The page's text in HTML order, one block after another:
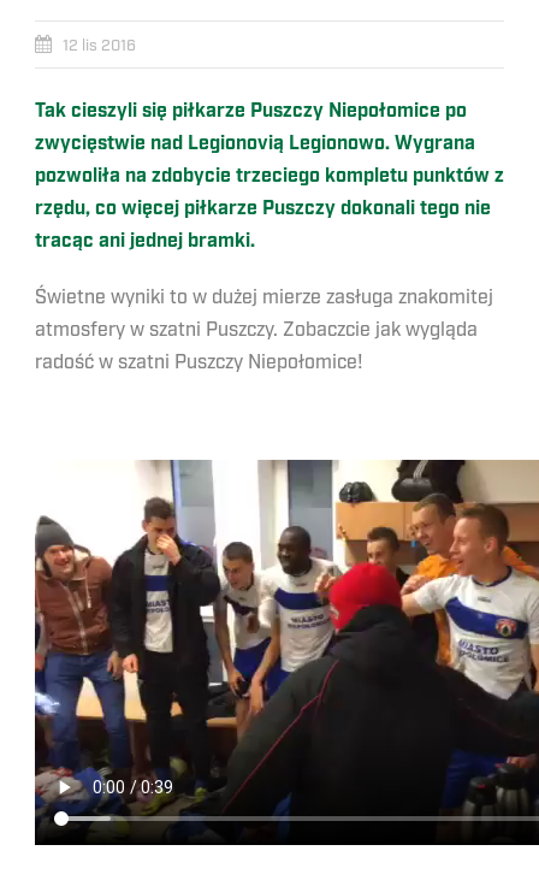
12 lis 2016
Tak cieszyli się piłkarze Puszczy Niepołomice po
zwycięstwie nad Legionovią Legionowo. Wygrana
pozwoliła na zdobycie trzeciego kompletu punktów z
rzędu, co więcej piłkarze Puszczy dokonali tego nie
tracąc ani jednej bramki.
Świetne wyniki to w dużej mierze zasługa znakomitej
atmosfery w szatni Puszczy. Zobaczcie jak wygląda
radość w szatni Puszczy Niepołomice!